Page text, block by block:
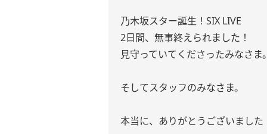
乃木坂スター誕生！SIX LIVE
2日間、無事終えられました！
見守っていてくださったみなさま。
そしてスタッフのみなさま。
本当に、ありがとうございました